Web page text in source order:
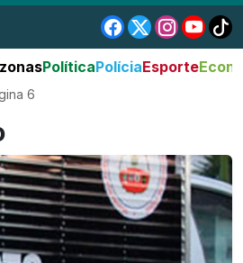
PolíticaPolíciaEsporte
6